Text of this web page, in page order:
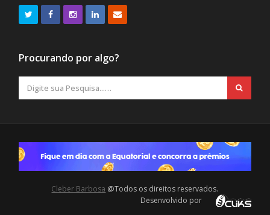
Procurando por algo?
Cleber Barbosa @Todos os direitos reservados.
Desenvolvido por